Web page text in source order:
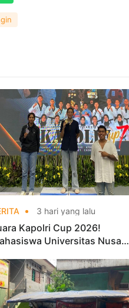
3 hari yang lalu
Kapolri Cup 2026!
Universitas Nusa
Taekwondo